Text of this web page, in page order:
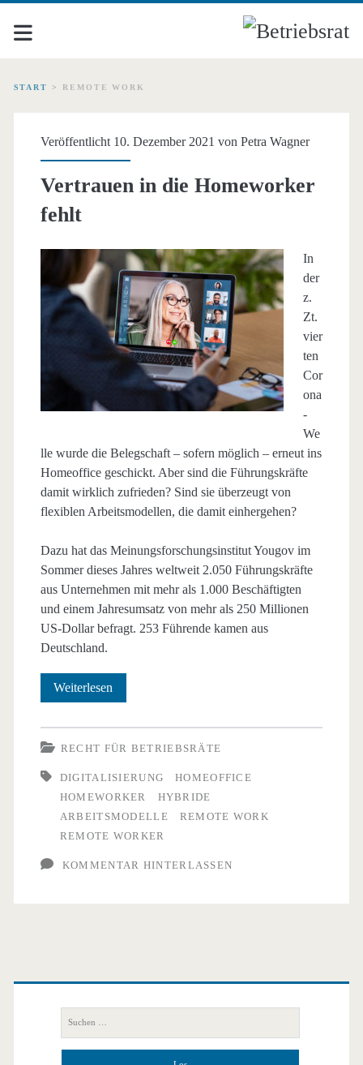
START > REMOTE WORK
Schlagwort:
<span>Remote
Work</span>
Veröffentlicht 10. Dezember 2021 von Petra Wagner
Vertrauen in die Homeworker
fehlt
In
der
z.
Zt.
vier
ten
Cor
ona
-
We
lle wurde die Belegschaft – sofern möglich – erneut ins
Homeoffice geschickt. Aber sind die Führungskräfte
damit wirklich zufrieden? Sind sie überzeugt von
flexiblen Arbeitsmodellen, die damit einhergehen?
Dazu hat das Meinungsforschungsinstitut Yougov im
Sommer dieses Jahres weltweit 2.050 Führungskräfte
aus Unternehmen mit mehr als 1.000 Beschäftigten
und einem Jahresumsatz von mehr als 250 Millionen
US-Dollar befragt. 253 Führende kamen aus
Deutschland.
Weiterlesen
die
Homeworker
fehlt
RECHT FÜR BETRIEBSRÄTE
DIGITALISIERUNG
HOMEOFFICE
HOMEWORKER
HYBRIDE
ARBEITSMODELLE
REMOTE WORK
REMOTE WORKER
KOMMENTAR HINTERLASSEN
Primäre
Seitenleiste
nach: